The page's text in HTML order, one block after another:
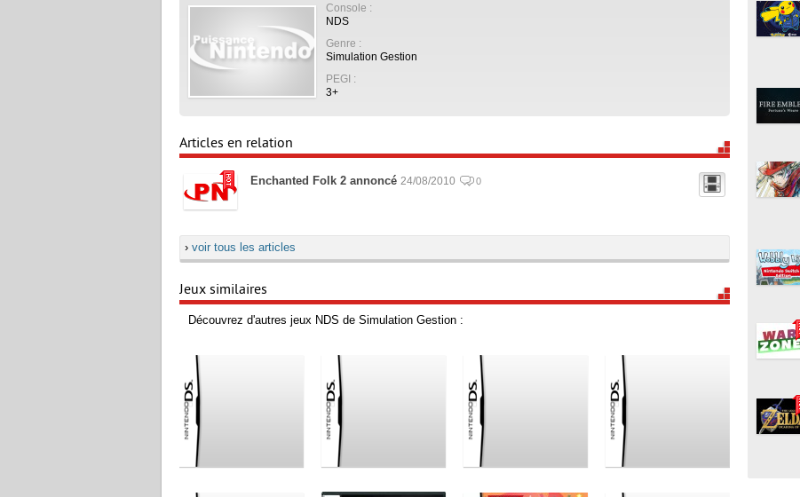
Console :
NDS
Genre :
Simulation Gestion
PEGI :
3+
Articles en relation
Enchanted Folk 2 annoncé 24/08/2010 0
› voir tous les articles
Jeux similaires
Découvrez d'autres jeux NDS de Simulation Gestion :